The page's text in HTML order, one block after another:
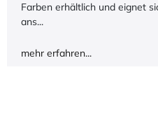
Farben erhältlich und eignet
ans...
mehr erfahren...